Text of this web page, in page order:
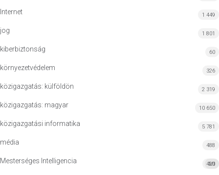
Internet 1 449
jog 1 801
kiberbiztonság 60
környezetvédelem 326
közigazgatás: külföldön 2 319
közigazgatás: magyar 10 650
közigazgatási informatika 5 781
média 488
Mesterséges Intelligencia MI
420